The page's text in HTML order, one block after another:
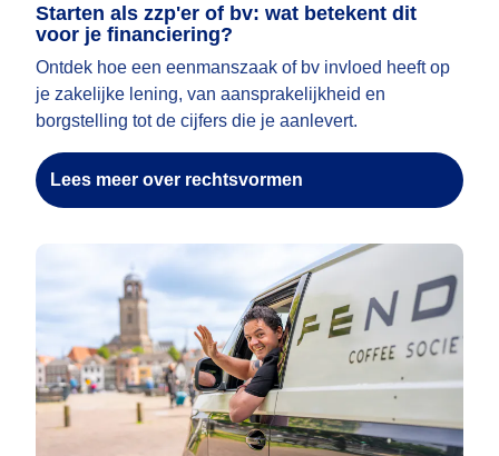
Starten als zzp'er of bv: wat betekent dit
voor je financiering?
Ontdek hoe een eenmanszaak of bv invloed heeft op
je zakelijke lening, van aansprakelijkheid en
borgstelling tot de cijfers die je aanlevert.
Lees meer over rechtsvormen